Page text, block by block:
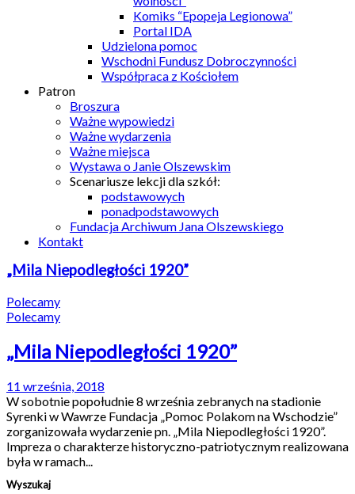
Komiks “Epopeja Legionowa”
Portal IDA
Udzielona pomoc
Wschodni Fundusz Dobroczynności
Współpraca z Kościołem
Patron
Broszura
Ważne wypowiedzi
Ważne wydarzenia
Ważne miejsca
Wystawa o Janie Olszewskim
Scenariusze lekcji dla szkół:
podstawowych
ponadpodstawowych
Fundacja Archiwum Jana Olszewskiego
Kontakt
„Mila Niepodległości 1920”
Polecamy
Polecamy
„Mila Niepodległości 1920”
11 września, 2018
W sobotnie popołudnie 8 września zebranych na stadionie
Syrenki w Wawrze Fundacja „Pomoc Polakom na Wschodzie”
zorganizowała wydarzenie pn. „Mila Niepodległości 1920”.
Impreza o charakterze historyczno-patriotycznym realizowana
była w ramach...
Wyszukaj